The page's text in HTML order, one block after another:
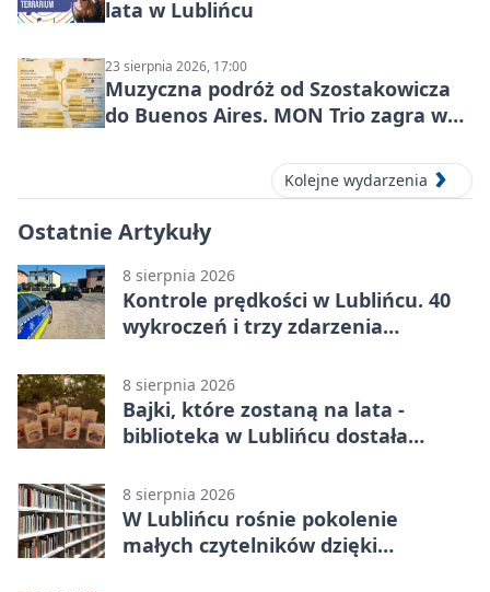
lata w Lublińcu
23 sierpnia 2026, 17:00
Muzyczna podróż od Szostakowicza
do Buenos Aires. MON Trio zagra w
Kolejne wydarzenia
Ostatnie Artykuły
8 sierpnia 2026
Kontrole prędkości w Lublińcu. 40
wykroczeń i trzy zdarzenia
8 sierpnia 2026
Bajki, które zostaną na lata -
biblioteka w Lublińcu dostała
8 sierpnia 2026
W Lublińcu rośnie pokolenie
małych czytelników dzięki